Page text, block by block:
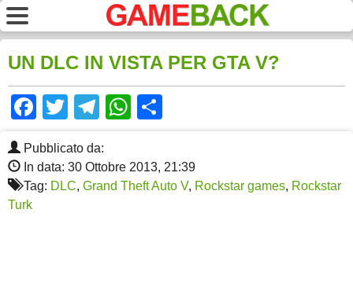
UN DLC IN VISTA PER GTA V?
Facebook
TwitterTelegram
WhatsApp
Pubblicato da:
In data: 30 Ottobre 2013, 21:39
Tag: DLC, Grand Theft Auto V, Rockstar games, Rockstar
Turk